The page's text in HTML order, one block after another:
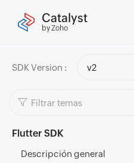
Catalyst
by Zoho
SDK Version : v2
Flutter SDK
Descripción general